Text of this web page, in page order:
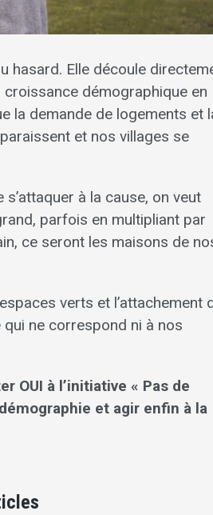
hasard. Elle découle
croissance démographique en
la demande de logements et
et nos villages se
à la cause, on veut
parfois en multipliant par
ce seront les maisons de
verts et l’attachement
ne correspond ni à nos
OUI à l’initiative « Pas de
et agir enfin à la